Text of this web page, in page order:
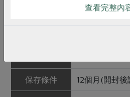
台灣阿里山
保存條件 12個月(開封
查看完整內容